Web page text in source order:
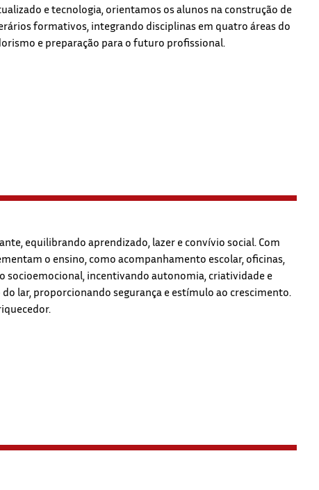
e tecnologia, orientamos os alunos na construção de
formativos, integrando disciplinas em quatro áreas do
e preparação para o futuro profissional.
equilibrando aprendizado, lazer e convívio social. Com
o ensino, como acompanhamento escolar, oficinas,
socioemocional, incentivando autonomia, criatividade e
lar, proporcionando segurança e estímulo ao crescimento.